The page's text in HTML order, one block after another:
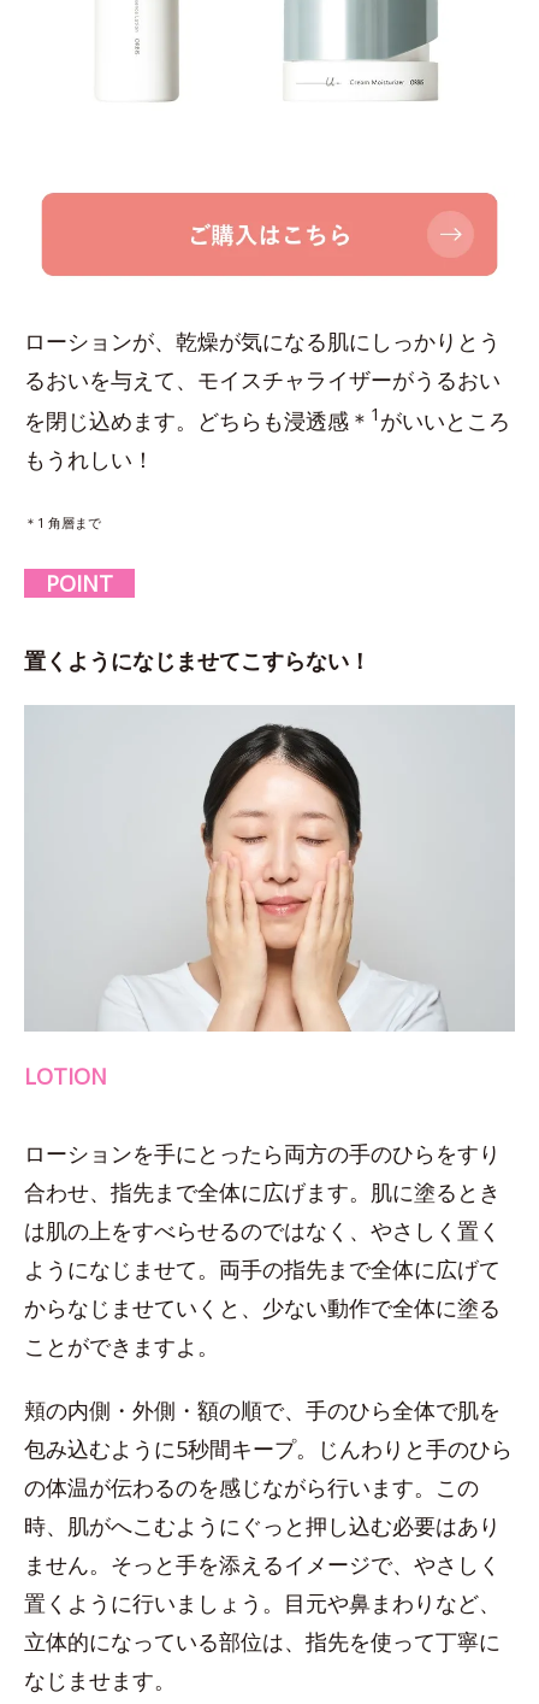
ローションが、乾燥が気になる肌にしっかりとう
るおいを与えて、モイスチャライザーがうるおい
を閉じ込めます。どちらも浸透感＊ 1 がいいところ
もうれしい！
＊1 角層まで
POINT
置くようになじませてこすらない！
LOTION
ローションを手にとったら両方の手のひらをすり
合わせ、指先まで全体に広げます。肌に塗るとき
は肌の上をすべらせるのではなく、やさしく置く
ようになじませて。両手の指先まで全体に広げて
からなじませていくと、少ない動作で全体に塗る
ことができますよ。
頬の内側・外側・額の順で、手のひら全体で肌を
包み込むように5秒間キープ。じんわりと手のひら
の体温が伝わるのを感じながら行います。この
時、肌がへこむようにぐっと押し込む必要はあり
ません。そっと手を添えるイメージで、やさしく
置くように行いましょう。目元や鼻まわりなど、
立体的になっている部位は、指先を使って丁寧に
なじませます。